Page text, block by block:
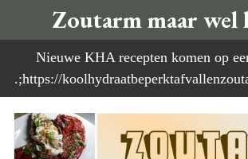
direct
naar
de
Zoutarm maar wel
Nieuwe KHA recepten komen op
.;https://